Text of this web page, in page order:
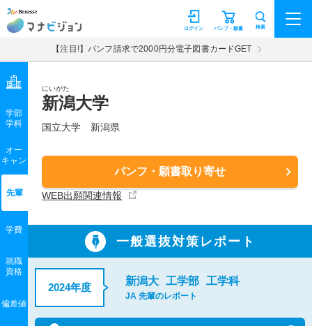
マナビジョン パンフ・願書
ログイン 検索
【注目!】パンフ請求で2000円分電子図書カードGET
にいがた
新潟大学
国立大学 新潟県
パンフ・願書取り寄せ
WEB出願関連情報
学部
学科
オー
キャン
先輩
学費
就職
資格
偏差値
一般選抜対策レポート
2024年度
新潟大 工学部 工学科
JA 先輩のレポート